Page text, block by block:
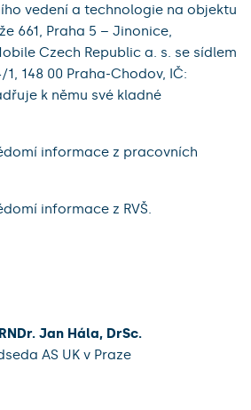
vedení a technologie na objektu
661, Praha 5 – Jinonice,
Czech Republic a. s. se sídlem
148 00 Praha-Chodov, IČ:
k němu své kladné
informace z pracovních
informace z RVŠ.
Jan Hála, DrSc.
AS UK v Praze